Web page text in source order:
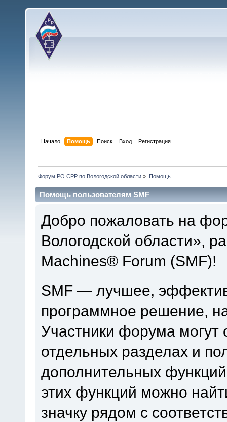
Начало Помощь Поиск Вход Регистрация
Форум РО СРР по Вологодской области » Помощь
Помощь пользователям SMF
Добро пожаловать на
Вологодской области»,
Machines® Forum (SMF)!
SMF — лучшее,
программное решение,
Участники форума
отдельных разделах и
дополнительных
этих функций можно
значку рядом с